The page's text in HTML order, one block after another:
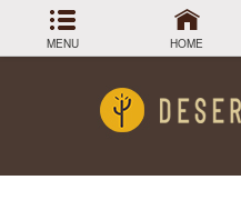
MENU HOME
最近の投稿
柱サボテン弁慶柱も